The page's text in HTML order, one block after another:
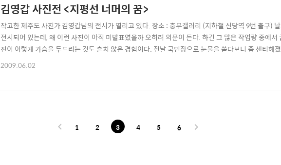
김영갑 사진전 <지평선 너머의 꿈>
작고한 제주도 사진가 김영갑님의 전시가 열리고 있다. 장소 : 충무갤러리 (지하철 신당역 9번 출구)
전시되어 있는데, 왜 이런 사진이 아직 미발표였을까 오히려 의문이 든다. 하긴 그 많은 작업량 중에
진이 이렇게 가슴을 두드리는 것도 흔치 않은 경험이다. 전날 국민장으로 눈물을 쏟다보니 좀 센티해
라온 소개글을 참고하시고, 더 자세한 것은 직접 방문하는 것이 좋겠다. ps) 유료 2천원인데, SLR클럽
2009.06.02
1 2 3 4 5 6